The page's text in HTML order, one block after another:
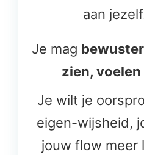
aan
Je mag
zien,
Je wilt je
eigen-wijsheid,
jouw flow meer